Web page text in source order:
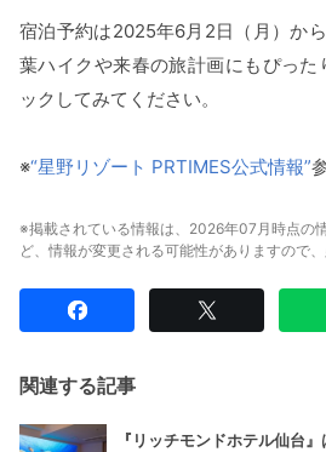
宿泊予約は2025年6月2日（月）か
葉ハイクや来春の旅計画にもぴった
ックしてみてください。
※“星野リゾート PRTIMES公式情報”
※掲載されている情報は、2026年07月時点の
ど、情報が変更される可能性がありますので
関連する記事
『リッチモンドホテル仙台